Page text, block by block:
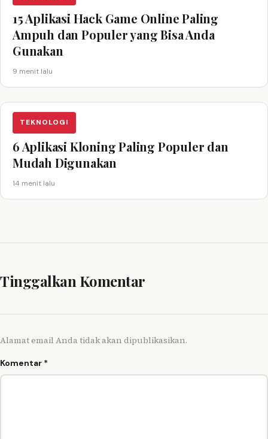
15 Aplikasi Hack Game Online Paling
Ampuh dan Populer yang Bisa Anda
Gunakan
9 menit lalu
TEKNOLOGI
6 Aplikasi Kloning Paling Populer dan
Mudah Digunakan
14 menit lalu
Tinggalkan Komentar
Alamat email Anda tidak akan dipublikasikan.
Komentar *